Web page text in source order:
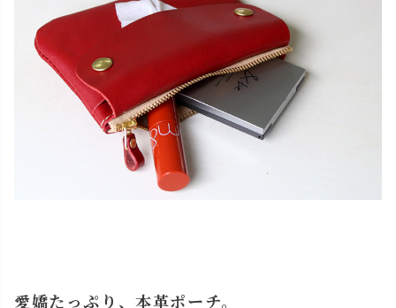
愛嬌たっぷり、本革ポーチ。